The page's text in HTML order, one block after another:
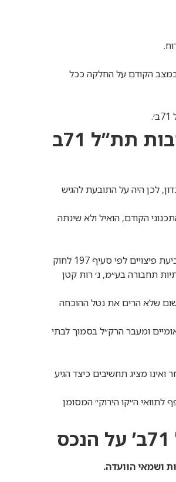
תוואי המסילה במצב הקודם על החלקה ככל
תת”ל 71ב
לכן היה על התובעת להגיש
197 לחוק, בהתחשב במצב התכנוני הקודם, הואיל ולא שינתה
מטרדנים ארעיים שנגרמו בתקופת הוצאת התוכנית אל הפועל אינם ברי פיצוי במסגרת תביעת פיצויים לפי סעיף 197 לחוק
החברה הלאומית לתשתיות תחבורה בע״מ, נ׳ רות קטן
שלא הרים את נטל ההוכחה
ומעבר הרק״ל בסמוך לבתי
מציג תחשיבים כיצד הגיע
של תמ״א 23/א/4, הינו תוואי זהה וחופף לתוואי ה״קו הירוק״ המסומן
ושמאי הוועדה.